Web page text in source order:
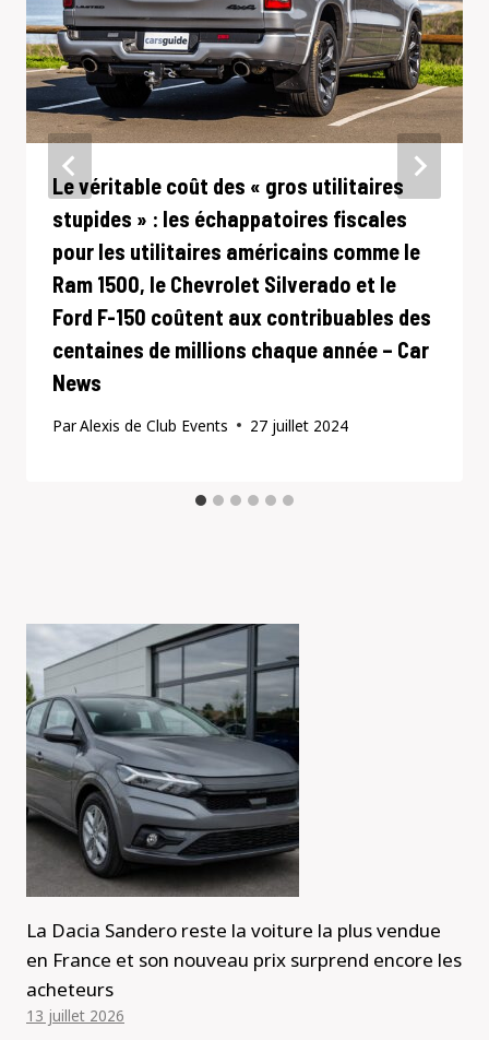
Le véritable coût des « gros utilitaires
stupides » : les échappatoires fiscales
pour les utilitaires américains comme le
Ram 1500, le Chevrolet Silverado et le
Ford F-150 coûtent aux contribuables des
centaines de millions chaque année – Car
News
ParAlexis de Club Events 27 juillet 2024
La Dacia Sandero reste la voiture la plus vendue
en France et son nouveau prix surprend encore les
acheteurs
13 juillet 2026